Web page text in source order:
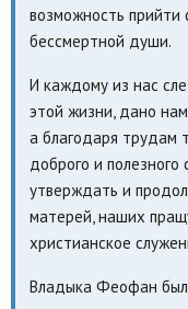
возможность прийти
бессмертной души.
И каждому из нас
этой жизни, дано
а благодаря трудам
доброго и
утверждать и
матерей, наших
христианское
Владыка Феофан был